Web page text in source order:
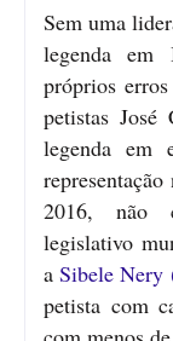
Sem uma
legenda em
próprios
petistas
legenda em
2016, não
legislativo
aSibele Nery
petista com